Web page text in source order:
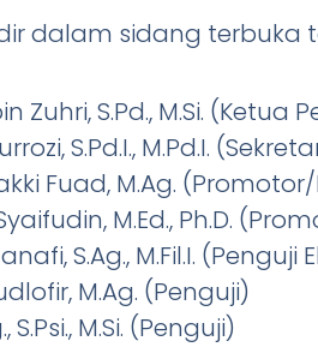
dalam sidang terbuka
Zuhri, S.Pd., M.Si. (Ketua
S.Pd.I., M.Pd.I.
Fuad, M.Ag.
M.Ed., Ph.D.
S.Ag., M.Fil.I. (Penguji
M.Ag. (Penguji)
S.Psi., M.Si. (Penguji)